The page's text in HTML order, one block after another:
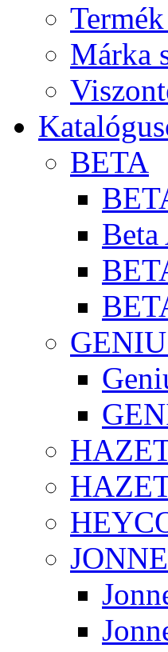
Márka
BETA